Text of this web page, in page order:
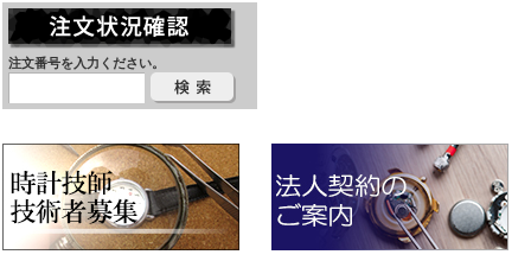
注文番号を入力ください。